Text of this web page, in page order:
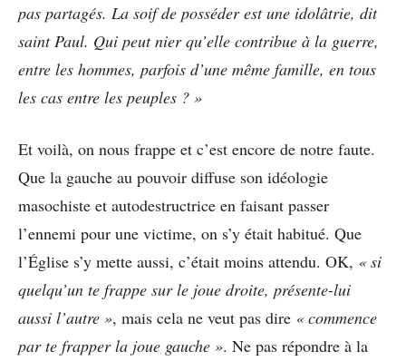
pas partagés. La soif de posséder est une idolâtrie, dit
saint Paul. Qui peut nier qu’elle contribue à la guerre,
entre les hommes, parfois d’une même famille, en tous
les cas entre les peuples ? »
Et voilà, on nous frappe et c’est encore de notre faute.
Que la gauche au pouvoir diffuse son idéologie
masochiste et autodestructrice en faisant passer
l’ennemi pour une victime, on s’y était habitué. Que
l’Église s’y mette aussi, c’était moins attendu. OK, « si
quelqu’un te frappe sur le joue droite, présente-lui
aussi l’autre », mais cela ne veut pas dire « commence
par te frapper la joue gauche ». Ne pas répondre à la